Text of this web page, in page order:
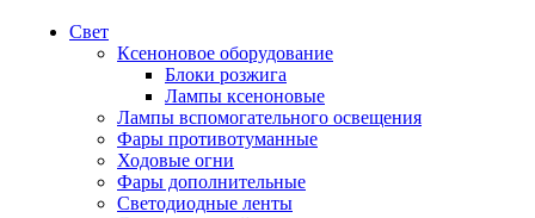
Свет
Ксеноновое оборудование
Блоки розжига
Лампы ксеноновые
Лампы вспомогательного освещения
Фары противотуманные
Ходовые огни
Фары дополнительные
Светодиодные ленты